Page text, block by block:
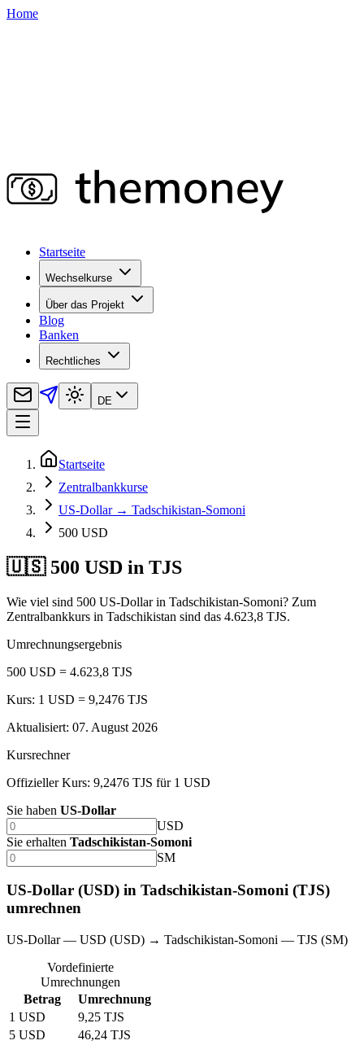
Home
Startseite
Wechselkurse
Über das Projekt
Blog
Banken
Rechtliches
DE
Startseite
Zentralbankkurse
US-Dollar → Tadschikistan-Somoni
500 USD
🇺🇸 500 USD in TJS
Wie viel sind 500 US-Dollar in Tadschikistan-Somoni? Zum
Zentralbankkurs in Tadschikistan sind das 4.623,8 TJS.
Umrechnungsergebnis
500 USD = 4.623,8 TJS
Kurs: 1 USD = 9,2476 TJS
Aktualisiert: 07. August 2026
Kursrechner
Offizieller Kurs: 9,2476 TJS für 1 USD
Sie haben US-Dollar
USD
Sie erhalten Tadschikistan-Somoni
SM
US-Dollar (USD) in Tadschikistan-Somoni (TJS)
umrechnen
US-Dollar — USD (USD) → Tadschikistan-Somoni — TJS (SM)
Vordefinierte
Umrechnungen
Betrag
Umrechnung
1 USD
9,25 TJS
5 USD
46,24 TJS